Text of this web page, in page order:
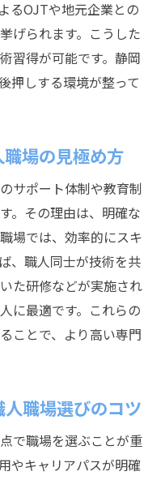
るOJTや地元企業との
げられます。こうした
習得が可能です。静岡
押しする環境が整って
場の見極め方
サポート体制や教育制
。その理由は、明確な
場では、効率的にスキ
、職人同士が技術を共
た研修などが実施され
に最適です。これらの
ことで、より高い専門
職場選びのコツ
で職場を選ぶことが重
やキャリアパスが明確